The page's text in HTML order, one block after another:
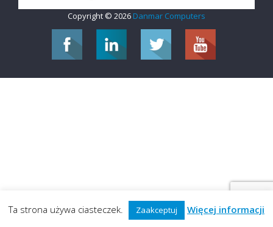
Copyright © 2026 Danmar Computers
Ta strona używa ciasteczek. Zaakceptuj Więcej informacji